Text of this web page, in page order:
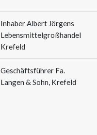
Inhaber Albert Jörgens
Lebensmittelgroßhandel
Krefeld
Geschäftsführer Fa.
Langen & Sohn, Krefeld